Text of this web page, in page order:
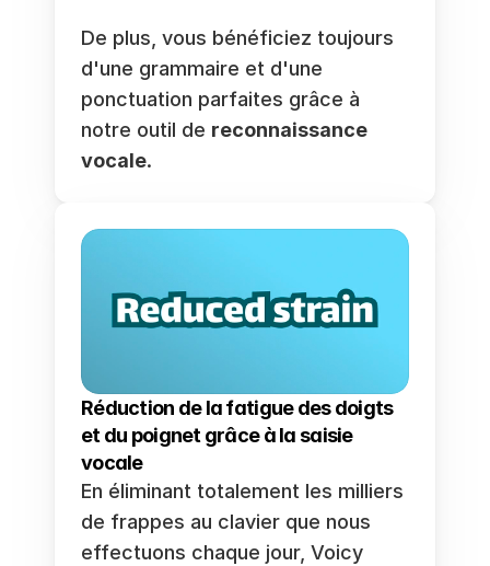
De plus, vous bénéficiez toujours
d'une grammaire et d'une
ponctuation parfaites grâce à
notre outil de reconnaissance
vocale.
Réduction de la fatigue des doigts
et du poignet grâce à la saisie
vocale
En éliminant totalement les milliers
de frappes au clavier que nous
effectuons chaque jour, Voicy